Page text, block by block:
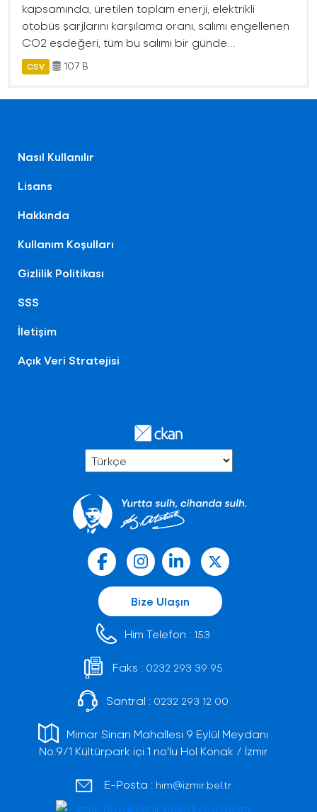
kapsamında, üretilen toplam enerji, elektrikli
otobüs şarjlarını karşılama oranı, salımı engellenen
CO2 eşdeğeri, tüm bu salımı bir günde...
CSV 107 B
Nasıl Kullanılır
Lisans
Hakkında
Kullanım Koşulları
Gizlilik Politikası
SSS
İletişim
Açık Veri Stratejisi
Bize Ulaşın
Him Telefon : 153
Faks : 0232 293 39 95
Santral : 0232 293 12 00
Mimar Sinan Mahallesi 9 Eylül Meydanı
No:9/1 Kültürpark içi 1 no'lu Hol Konak / İzmir
E-Posta : him@izmir.bel.tr